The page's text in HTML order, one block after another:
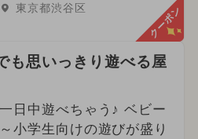
東京都渋谷区 クーポン
も思いっきり遊べる屋
一日中遊べちゃう♪ ベビー
～小学生向けの遊びが盛り